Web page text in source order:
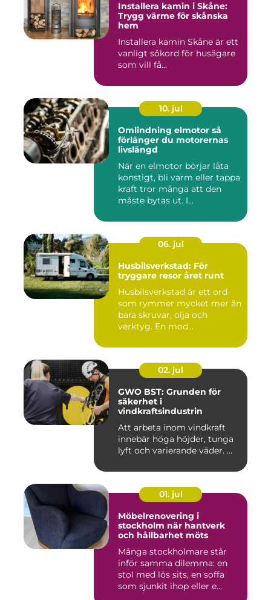
Installera kamin i Skåne:
Trygg värme för skånska
hem
Installera kamin Skåne är ett
vanligt sökord för husägare
som vill få...
10. jul
Omlindning elmotor så
förlänger du motorernas
livslängd
När en elmotor börjar låta
konstigt, bli varm eller tappa
kraft tror många att den
måste bytas ut. I...
06. jul
Husbilsverkstad: För
tryggare resor året runt
Husbilsverkstad är ett ord
som rymmer mycket mer än
bara skruvar, olja och
verktyg. En mod...
02. jul
GWO BST: Grunden för
säkerhet i
vindkraftsindustrin
Att arbeta inom vindkraft
innebär höga höjder, tunga
lyft och varierande väder. ...
01. jul
Möbelrenovering i
stockholm när hantverk
och hållbarhet möts
Många stockholmare står
inför samma dilemma: en
stol med lös sits, en soffa
som sjunkit ihop eller e...